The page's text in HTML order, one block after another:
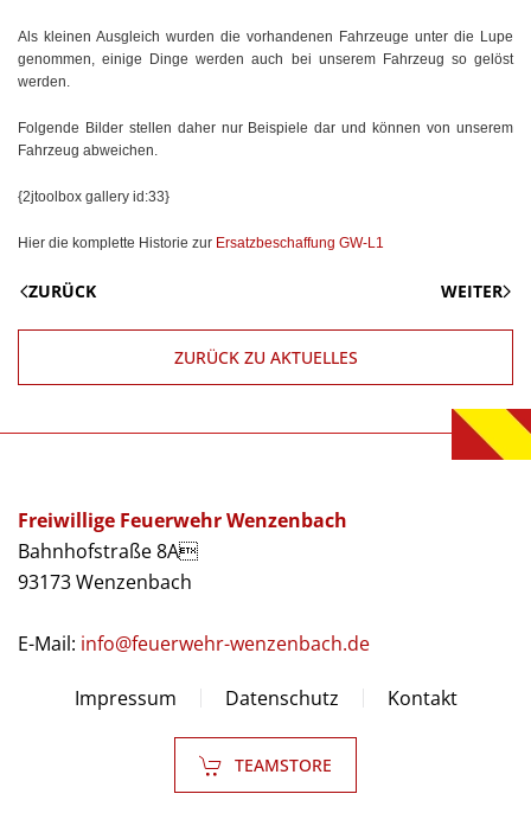
Als kleinen Ausgleich wurden die vorhandenen Fahrzeuge unter die Lupe
genommen, einige Dinge werden auch bei unserem Fahrzeug so gelöst
werden.
Folgende Bilder stellen daher nur Beispiele dar und können von unserem
Fahrzeug abweichen.
{2jtoolbox gallery id:33}
Hier die komplette Historie zur Ersatzbeschaffung GW-L1
ZURÜCK WEITER
ZURÜCK ZU AKTUELLES
Freiwillige Feuerwehr Wenzenbach
Bahnhofstraße 8A
93173 Wenzenbach
E-Mail: info@feuerwehr-wenzenbach.de
Impressum Datenschutz Kontakt
TEAMSTORE